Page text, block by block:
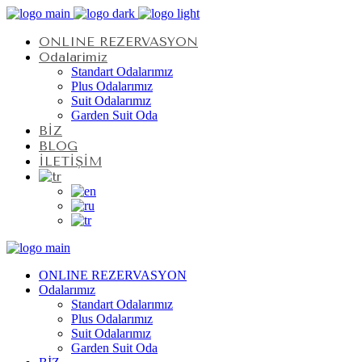
ONLINE REZERVASYON
Odalarımız
Standart Odalarımız
Plus Odalarımız
Suit Odalarımız
Garden Suit Oda
BİZ
BLOG
İLETİŞİM
ONLINE REZERVASYON
Odalarımız
Standart Odalarımız
Plus Odalarımız
Suit Odalarımız
Garden Suit Oda